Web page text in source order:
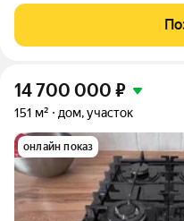
поселке Косулино!
комфорт, пространство и
14 700 000 ₽
151 м² дом, участок
онлайн показ